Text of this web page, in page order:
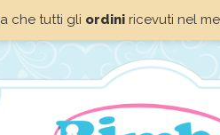
che tutti gli ordiniricevuti nel